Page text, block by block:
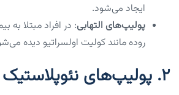
ایجاد می‌شود.
پولیپ‌های التهابی: در افراد مبتلا به
روده مانند کولیت اولسراتیو دیده
2. پولیپ‌های نئوپلاستیک